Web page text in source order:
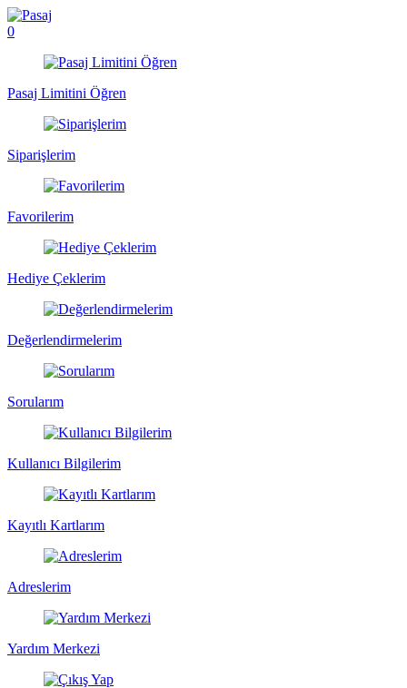
0
Pasaj Limitini Öğren
Siparişlerim
Favorilerim
Hediye Çeklerim
Değerlendirmelerim
Sorularım
Kullanıcı Bilgilerim
Kayıtlı Kartlarım
Adreslerim
Yardım Merkezi